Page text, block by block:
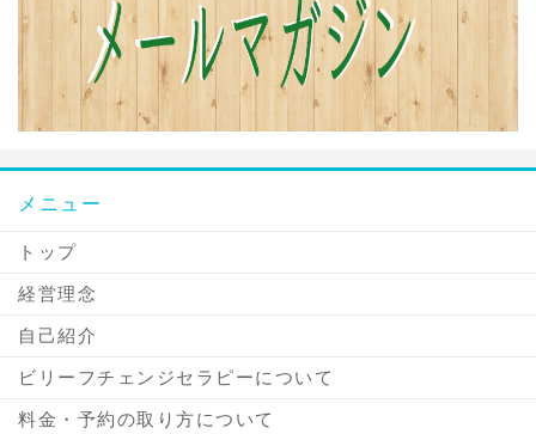
メニュー
トップ
経営理念
自己紹介
ビリーフチェンジセラピーについて
料金・予約の取り方について